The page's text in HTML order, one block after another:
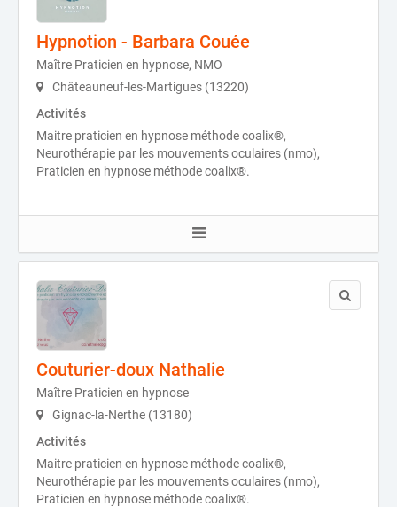
Hypnotion - Barbara Couée
Maître Praticien en hypnose, NMO
Châteauneuf-les-Martigues (13220)
Activités
Maitre praticien en hypnose méthode coalix®,
Neurothérapie par les mouvements oculaires (nmo),
Praticien en hypnose méthode coalix®.
Couturier-doux Nathalie
Maître Praticien en hypnose
Gignac-la-Nerthe (13180)
Activités
Maitre praticien en hypnose méthode coalix®,
Neurothérapie par les mouvements oculaires (nmo),
Praticien en hypnose méthode coalix®.